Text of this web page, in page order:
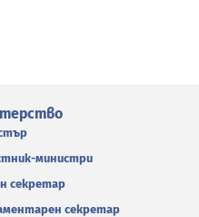
министри
секретар
секретар